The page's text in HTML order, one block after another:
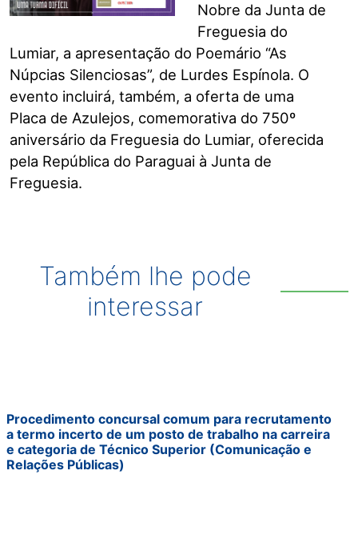
Nobre da Junta de
Freguesia do
Lumiar, a apresentação do Poemário “As
Núpcias Silenciosas”, de Lurdes Espínola. O
evento incluirá, também, a oferta de uma
Placa de Azulejos, comemorativa do 750º
aniversário da Freguesia do Lumiar, oferecida
pela República do Paraguai à Junta de
Freguesia.
Também lhe pode
interessar
Procedimento concursal comum para recrutamento
a termo incerto de um posto de trabalho na carreira
e categoria de Técnico Superior (Comunicação e
Relações Públicas)